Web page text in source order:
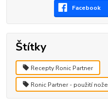
Facebook
Štítky
Recepty Ronic Partner
Ronic Partner - použití nože